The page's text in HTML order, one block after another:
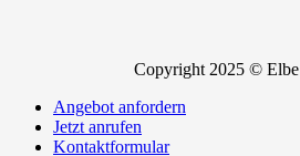
Copyright 2025 ©
Angebot anfordern
Jetzt anrufen
Kontaktformular